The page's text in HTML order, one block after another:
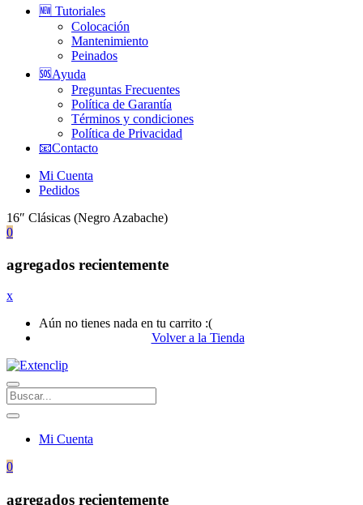
🆕 Tutoriales
Colocación
Mantenimiento
Peinados
🆘Ayuda
Preguntas Frecuentes
Política de Garantía
Términos y condiciones
Política de Privacidad
📧Contacto
Mi Cuenta
Pedidos
16″ Clásicas (Negro Azabache)
0
agregados recientemente
x
Aún no tienes nada en tu carrito :(
Volver a la Tienda
Mi Cuenta
0
agregados recientemente